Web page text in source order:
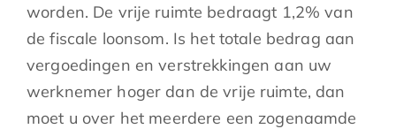
worden. De vrije ruimte bedraagt 1,2% van
de fiscale loonsom. Is het totale bedrag aan
vergoedingen en verstrekkingen aan uw
werknemer hoger dan de vrije ruimte, dan
moet u over het meerdere een zogenaamde